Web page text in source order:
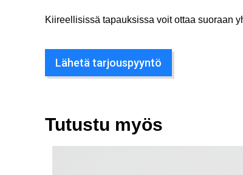
Kiireellisissä tapauksissa voit ottaa suoraan
Lähetä tarjouspyyntö
Tutustu myös